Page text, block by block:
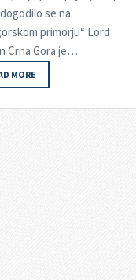
se na
primorju“ Lord
Crna Gora je…
MORE